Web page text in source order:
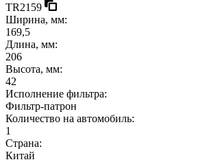
TR2159
Ширина, мм:
169,5
Длина, мм:
206
Высота, мм:
42
Исполнение фильтра:
Фильтр-патрон
Количество на автомобиль:
1
Страна:
Китай